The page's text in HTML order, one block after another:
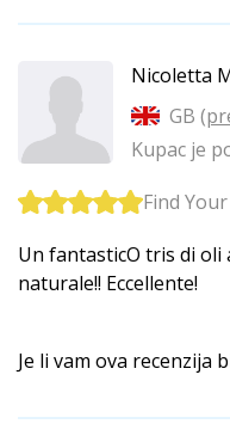
Nicoletta
GB (
Kupac je
Find
Un fantasticO tris di
naturale!! Eccellente!
Je li vam ova recenzija